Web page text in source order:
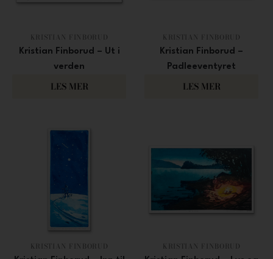
KRISTIAN FINBORUD
Kristian Finborud – Ut i
verden
2 500
LES MER
KRISTIAN FINBORUD
Kristian Finborud –
Padleeventyret
3 000
LES MER
KRISTIAN FINBORUD KRISTIAN FINBORUD